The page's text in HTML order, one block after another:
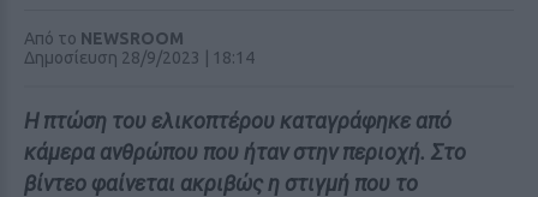
Από το NEWSROOM
Δημοσίευση 28/9/2023 | 18:14
Η πτώση του ελικοπτέρου καταγράφηκε από
κάμερα ανθρώπου που ήταν στην περιοχή. Στο
βίντεο φαίνεται ακριβώς η στιγμή που το